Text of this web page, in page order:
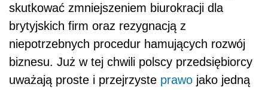
skutkować zmniejszeniem biurokracji dla
brytyjskich firm oraz rezygnacją z
niepotrzebnych procedur hamujących rozwój
biznesu. Już w tej chwili polscy przedsiębiorcy
uważają proste i przejrzyste prawo jako jedną